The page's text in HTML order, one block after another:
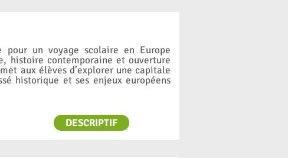
pour un voyage scolaire en Europe
histoire contemporaine et ouverture
aux élèves d’explorer une capitale
historique et ses enjeux européens
DESCRIPTIF